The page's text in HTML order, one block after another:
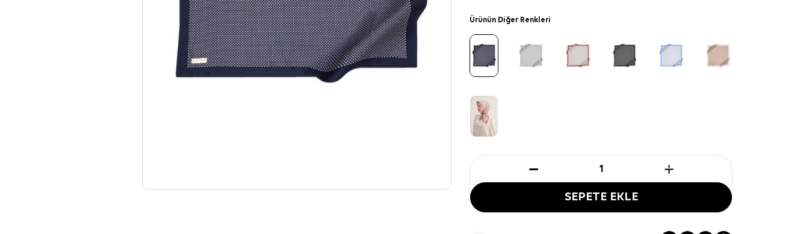
Ürünün Diğer Renkleri
SEPETE EKLE